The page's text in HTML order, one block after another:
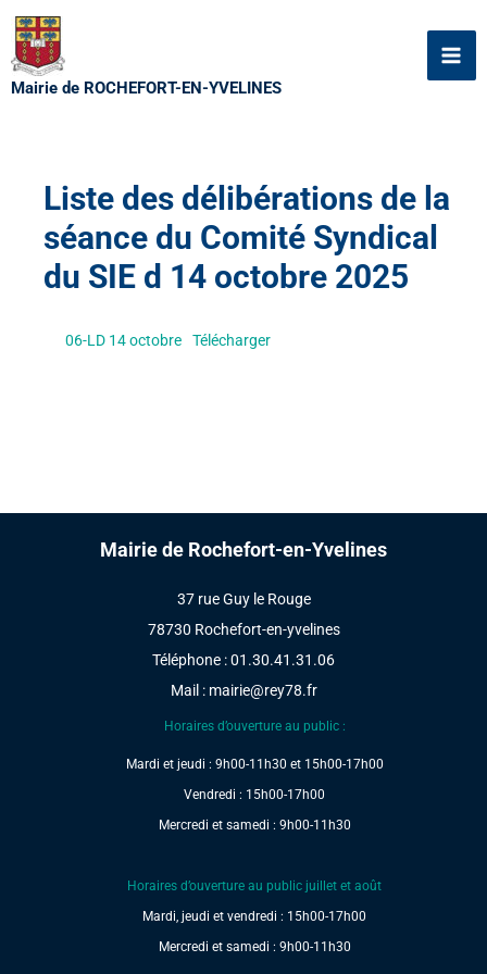
Aller
au
contenu
Mairie de ROCHEFORT-EN-YVELINES
Liste des délibérations de la
séance du Comité Syndical
du SIE d 14 octobre 2025
06-LD 14 octobre Télécharger
Mairie de Rochefort-en-Yvelines
37 rue Guy le Rouge
78730 Rochefort-en-yvelines
Téléphone : 01.30.41.31.06
Mail : mairie@rey78.fr
Horaires d’ouverture au public :
Mardi et jeudi : 9h00-11h30 et 15h00-17h00
Vendredi : 15h00-17h00
Mercredi et samedi : 9h00-11h30
Horaires d’ouverture au public juillet et août
Mardi, jeudi et vendredi : 15h00-17h00
Mercredi et samedi : 9h00-11h30